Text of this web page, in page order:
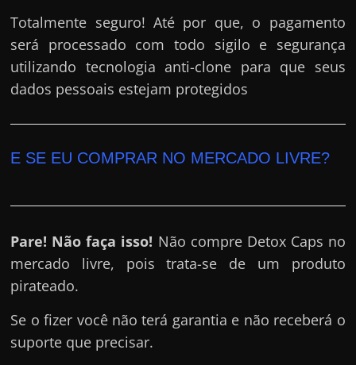
Totalmente seguro! Até por que, o pagamento
será processado com todo sigilo e segurança
utilizando tecnologia anti-clone para que seus
dados pessoais estejam protegidos
E SE EU COMPRAR NO MERCADO LIVRE?
Pare! Não faça isso! Não compre Detox Caps no
mercado livre, pois trata-se de um produto
pirateado.
Se o fizer você não terá garantia e não receberá o
suporte que precisar.